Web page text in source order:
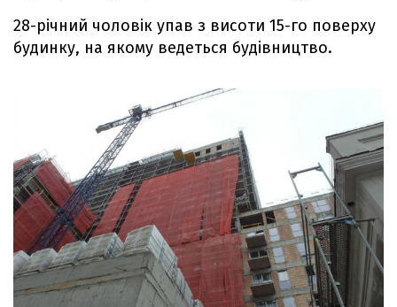
28-річний чоловік упав з висоти 15-го поверху
будинку, на якому ведеться будівництво.